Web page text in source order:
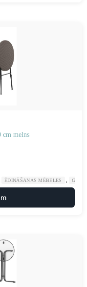
cm melns
ĒDINĀŠANAS MĒBELES